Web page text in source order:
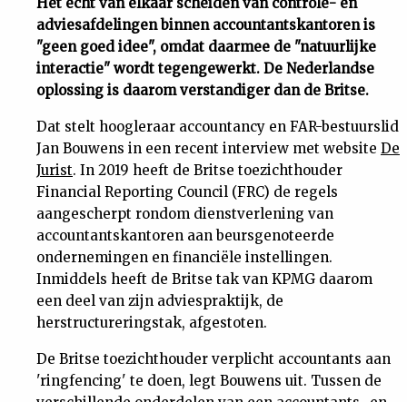
Cijfers
Tuchtrecht
Magazine
Podcast
Dossiers
Nieuwsbrief
adviesafdelingen binnen accountantskantoren is
"geen goed idee", omdat daarmee de "natuurlijke
interactie" wordt tegengewerkt. De Nederlandse
oplossing is daarom verstandiger dan de Britse.
Dat stelt hoogleraar accountancy en FAR-bestuurslid
Jan Bouwens in een recent interview met website De
Jurist. In 2019 heeft de Britse toezichthouder
Financial Reporting Council (FRC) de regels
aangescherpt rondom dienstverlening van
accountantskantoren aan beursgenoteerde
ondernemingen en financiële instellingen.
Inmiddels heeft de Britse tak van KPMG daarom
een deel van zijn adviespraktijk, de
herstructureringstak, afgestoten.
De Britse toezichthouder verplicht accountants aan
'ringfencing' te doen, legt Bouwens uit. Tussen de